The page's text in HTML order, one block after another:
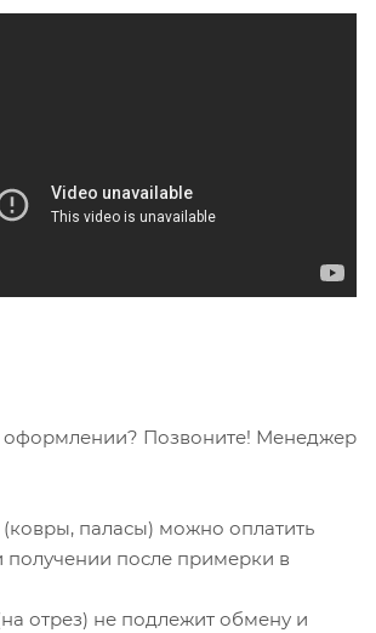
Позвоните! Менеджер
паласы) можно оплатить
после примерки в
отрез) не подлежит обмену и